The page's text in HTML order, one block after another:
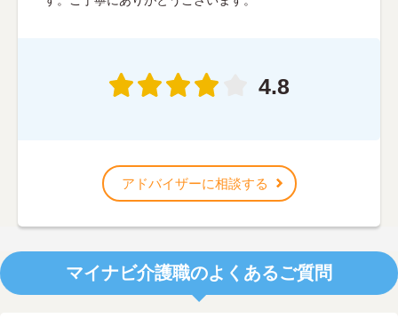
4.8
アドバイザーに相談する
マイナビ介護職のよくあるご質問